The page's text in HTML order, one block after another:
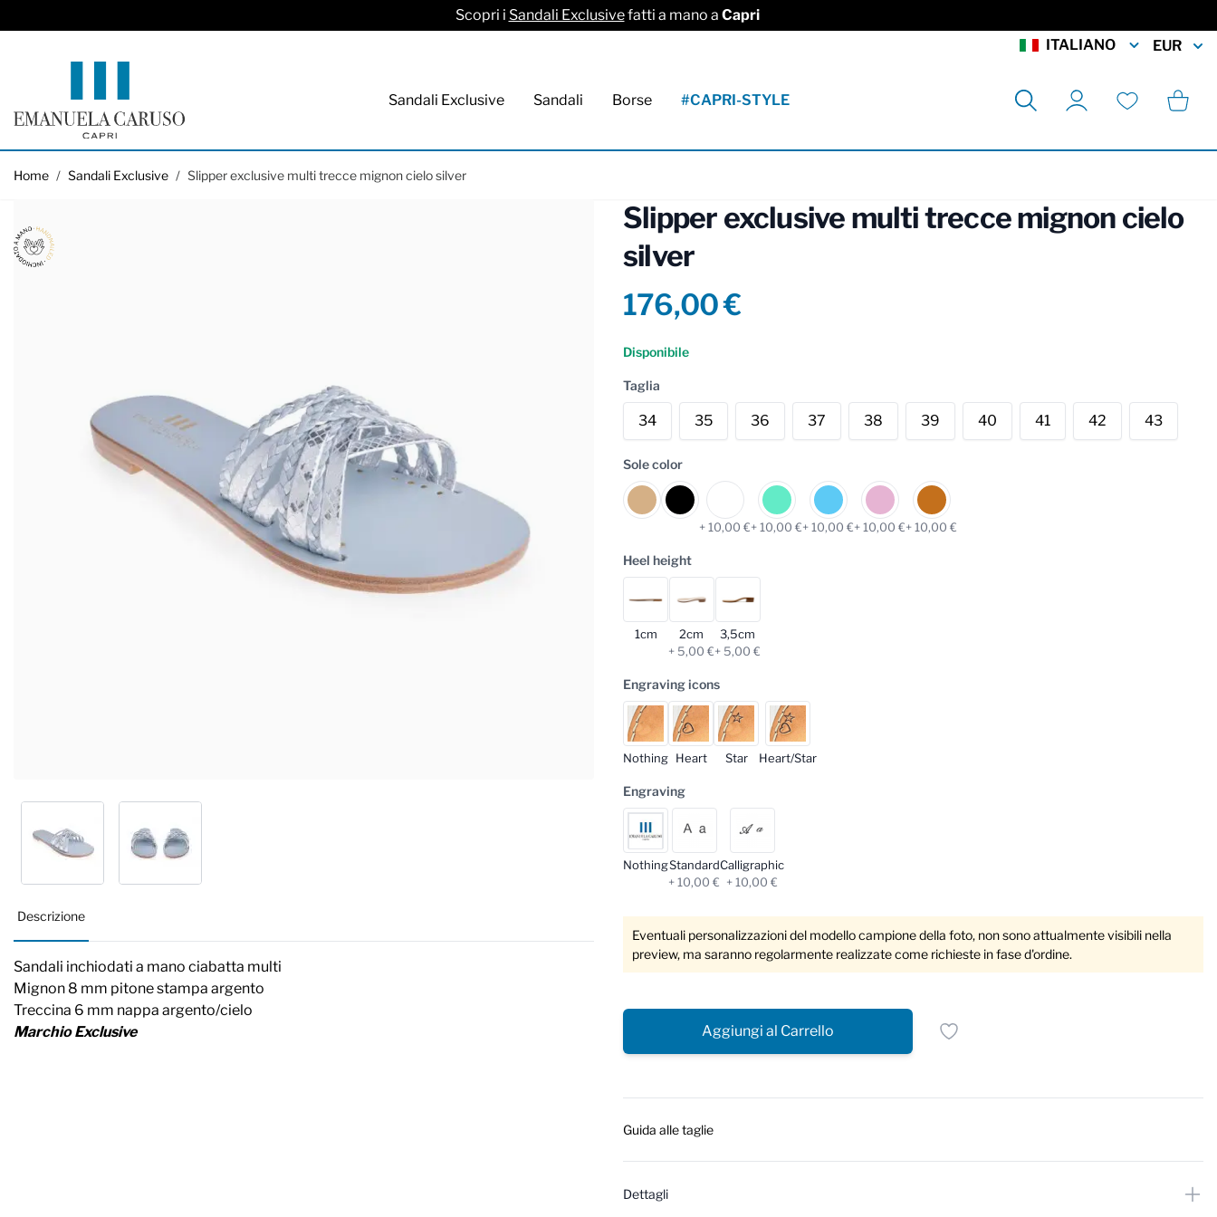
Scopri i Sandali Exclusivefatti a mano a Capri
ITALIANO
EUR
Sandali Exclusive Sandali Borse #CAPRI-STYLE
Cerca
Home / Sandali Exclusive / Slipper exclusive multi trecce mignon cielo silver
Slipper exclusive multi trecce mignon cielo
silver
Product information
176,00 €
Reviews
Disponibile
Taglia
34 35 36 37 38 39 40 41 42 43
Sole color
+ 10,00 €+ 10,00 €+ 10,00 €+ 10,00 €+ 10,00 €
Heel height
1cm
2cm
+ 5,00 €
3,5cm
+ 5,00 €
Engraving icons
Nothing Heart Star Heart/Star
Engraving
NothingStandard
+ 10,00 €
Calligraphic
+ 10,00 €
Eventuali personalizzazioni del modello campione della foto, non sono attualmente visibili nella
preview, ma saranno regolarmente realizzate come richieste in fase d'ordine.
Aggiungi al Carrello
Guida alle taglie
Dettagli
Descrizione
Sandali inchiodati a mano ciabatta multi
Mignon 8 mm pitone stampa argento
Treccina 6 mm nappa argento/cielo
Marchio Exclusive